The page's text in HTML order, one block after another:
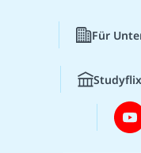
Für